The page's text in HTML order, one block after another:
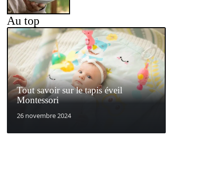
Au top
Tout savoir sur le tapis éveil
Montessori
26 novembre 2024